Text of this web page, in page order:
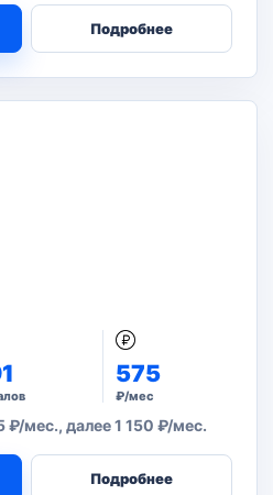
Подробнее
575
₽/мес
мес., далее 1 150 ₽/мес.
Подробнее